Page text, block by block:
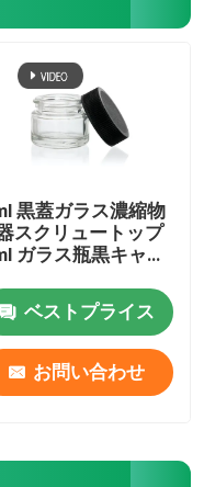
黒蓋ガラス濃縮物
スクリュートップ
ガラス瓶黒キャッ
ベストプライス
お問い合わせ